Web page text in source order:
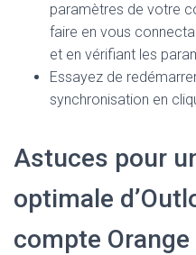
paramètres de votre
faire en vous
et en vérifiant les
Essayez de
synchronisation en
Astuces pour
optimale
compte Orange